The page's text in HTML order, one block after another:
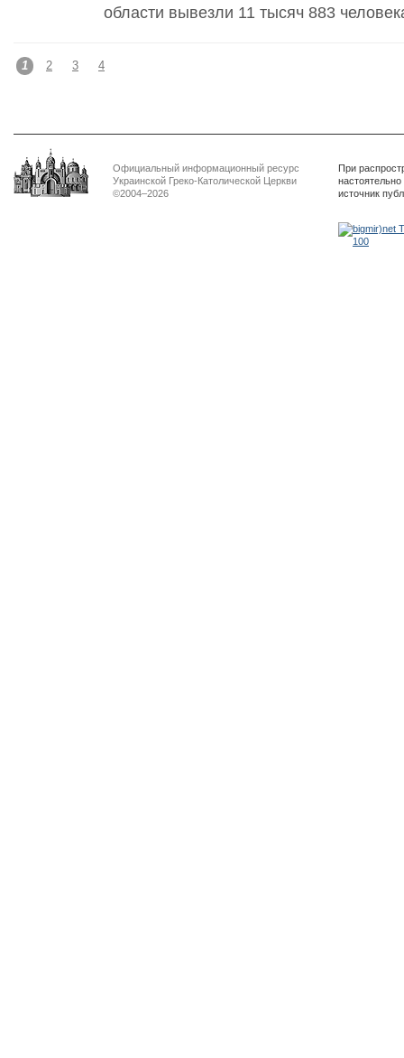
области вывезли 11 тысяч 883
1 2 3 4
Официальный информационный ресурс
Украинской Греко-Католической Церкви
©2004–2026
При
источник